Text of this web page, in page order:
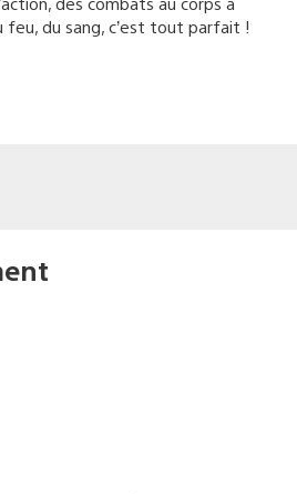
feu, du sang, c’est tout parfait !